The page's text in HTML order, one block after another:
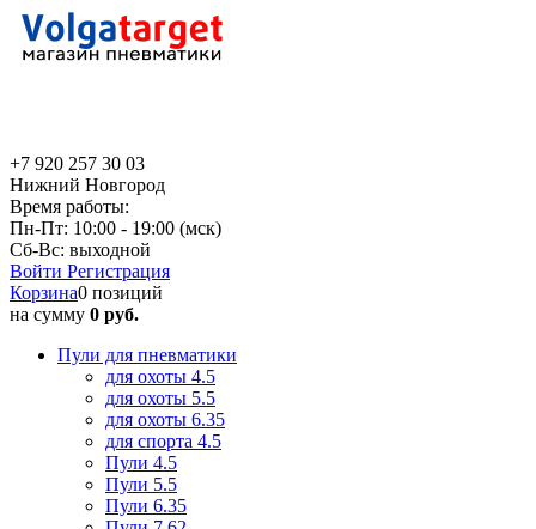
+7 920 257 30 03
Нижний Новгород
Время работы:
Пн-Пт: 10:00 - 19:00 (мск)
Сб-Вс: выходной
Войти Регистрация
Корзина0 позиций
на сумму 0 руб.
Пули для пневматики
для охоты 4.5
для охоты 5.5
для охоты 6.35
для спорта 4.5
Пули 4.5
Пули 5.5
Пули 6.35